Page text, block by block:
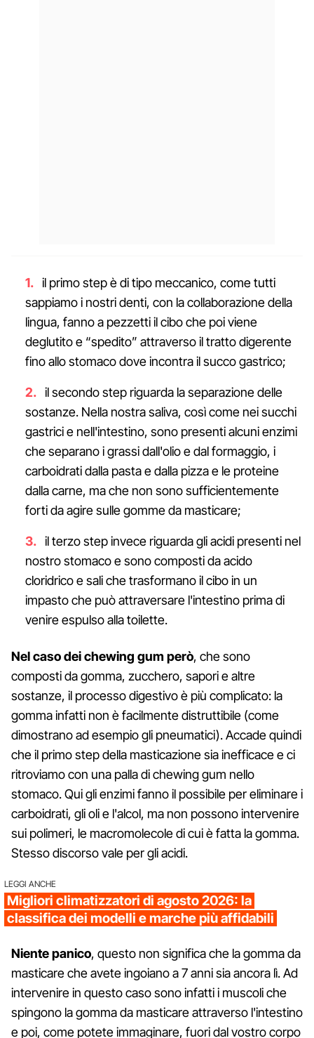
il primo step è di tipo meccanico, come tutti
sappiamo i nostri denti, con la collaborazione della
lingua, fanno a pezzetti il cibo che poi viene
deglutito e “spedito” attraverso il tratto digerente
fino allo stomaco dove incontra il succo gastrico;
il secondo step riguarda la separazione delle
sostanze. Nella nostra saliva, così come nei succhi
gastrici e nell'intestino, sono presenti alcuni enzimi
che separano i grassi dall'olio e dal formaggio, i
carboidrati dalla pasta e dalla pizza e le proteine
dalla carne, ma che non sono sufficientemente
forti da agire sulle gomme da masticare;
il terzo step invece riguarda gli acidi presenti nel
nostro stomaco e sono composti da acido
cloridrico e sali che trasformano il cibo in un
impasto che può attraversare l'intestino prima di
venire espulso alla toilette.
Nel caso dei chewing gum però, che sono
composti da gomma, zucchero, sapori e altre
sostanze, il processo digestivo è più complicato: la
gomma infatti non è facilmente distruttibile (come
dimostrano ad esempio gli pneumatici). Accade quindi
che il primo step della masticazione sia inefficace e ci
ritroviamo con una palla di chewing gum nello
stomaco. Qui gli enzimi fanno il possibile per eliminare i
carboidrati, gli oli e l'alcol, ma non possono intervenire
sui polimeri, le macromolecole di cui è fatta la gomma.
Stesso discorso vale per gli acidi.
LEGGI ANCHE
Migliori climatizzatori di agosto 2026: la
classifica dei modelli e marche più affidabili
Niente panico, questo non significa che la gomma da
masticare che avete ingoiano a 7 anni sia ancora lì. Ad
intervenire in questo caso sono infatti i muscoli che
spingono la gomma da masticare attraverso l'intestino
e poi, come potete immaginare, fuori dal vostro corpo